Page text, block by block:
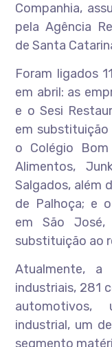
Companhia,
pela Agência
de Santa
Foram ligados
em abril: as
e o Sesi
em substituição
o Colégio
Alimentos,
Salgados, além
de Palhoça; e
em São
substituição ao
Atualmente, a
industriais, 281
industrial, um
segmento